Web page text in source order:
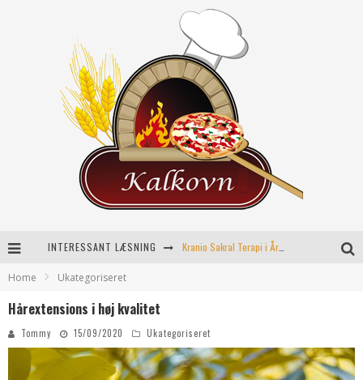
INTERESSANT LÆSNING Kranio Sakral Terapi i Århus: En Effektiv Behandling for Krop og Sind
Home Ukategoriseret
Hårextensions i høj kvalitet
Tommy 15/09/2020 Ukategoriseret